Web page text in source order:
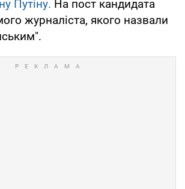
Путіну. На пост кандидата
журналіста, якого назвали